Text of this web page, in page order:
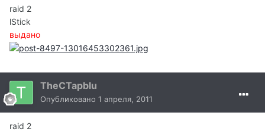
raid 2
lStick
выдано
TheCTapblu
Опубликовано 1 апреля, 2011
raid 2